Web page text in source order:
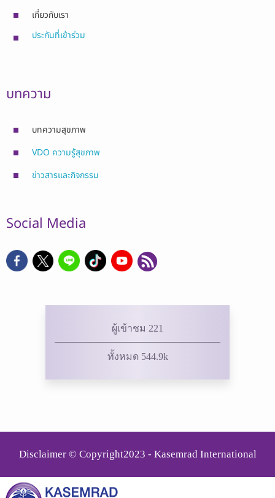
เกี่ยวกับเรา
ประกันที่เข้าร่วม
บทความ
บทความสุขภาพ
VDO ความรู้สุขภาพ
ข่าวสารและกิจกรรม
Social Media
ผู้เข้าชม 221
ทั้งหมด 544.9k
Disclaimer © Copyright2023 - Kasemrad International